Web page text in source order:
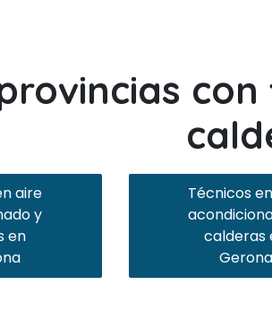
aire
y
en
Técnicos
calderas
Gerona